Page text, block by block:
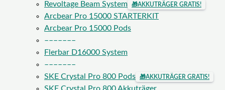
Revoltage Beam System
🎁AKKUTRÄGER GRATIS!
Arcbear Pro 15000 STARTERKIT
Arcbear Pro 15000 Pods
–––––––
Flerbar D16000 System
–––––––
SKE Crystal Pro 800 Pods
🎁AKKUTRÄGER GRATIS!